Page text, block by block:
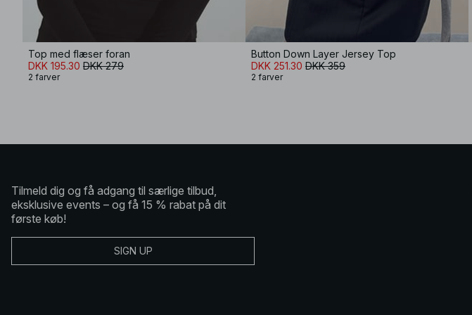
Top med flæser foran
DKK 195.30 DKK 279
2 farver
Button Down Layer Jersey Top
DKK 251.30 DKK 359
2 farver
Tilmeld dig og få adgang til særlige tilbud,
eksklusive events – og få 15 % rabat på dit
første køb!
SIGN UP